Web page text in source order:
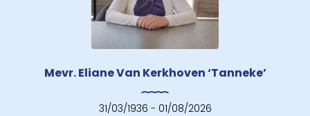
Mevr. Eliane Van Kerkhoven ‘Tanneke’
31/03/1936 - 01/08/2026